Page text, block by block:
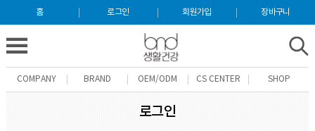
홈 로그인 회원가입 장바구니
COMPANY BRAND OEM/ODM CS CENTER SHOP
로그인